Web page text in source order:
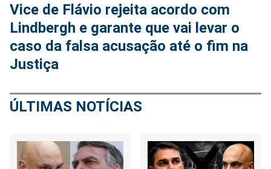
Vice de Flávio rejeita acordo com
Lindbergh e garante que vai levar o
caso da falsa acusação até o fim na
Justiça
ÚLTIMAS NOTÍCIAS